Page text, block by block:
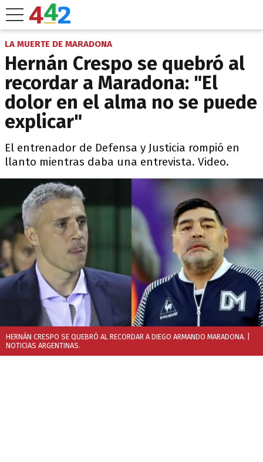
LA MUERTE DE MARADONA
Hernán Crespo se quebró al
recordar a Maradona: "El
dolor en el alma no se puede
explicar"
El entrenador de Defensa y Justicia rompió en
llanto mientras daba una entrevista. Video.
HERNÁN CRESPO SE QUEBRÓ AL RECORDAR A DIEGO ARMANDO MARADONA.
NOTICIAS ARGENTINAS.